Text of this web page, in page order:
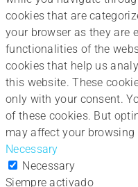
cookies that are
your browser as they are
functionalities of the
cookies that help us
this website. These
only with your consent.
of these cookies. But
may affect your browsing
Necessary
Necessary
Siempre activado